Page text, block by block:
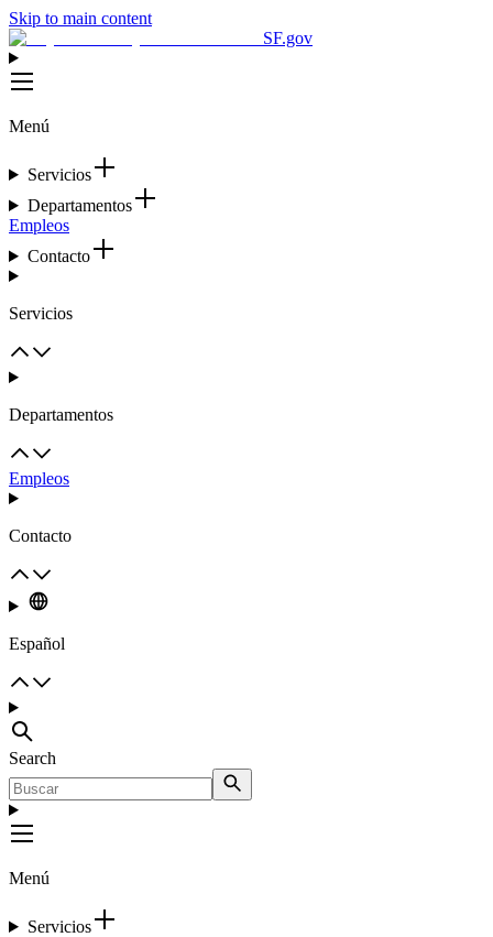
Skip to main content
SF.gov
Menú
Servicios
Departamentos
Empleos
Contacto
Servicios
Departamentos
Empleos
Contacto
Español
Search
Menú
Servicios